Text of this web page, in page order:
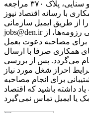
خیابان مطهری، بین میرزای شیرازی و سنایی، پلاک ۳۷۰ مراجعه
با رسانه‌ اقتصاد نیوز
از طریق ایمیل سازمانی
jobs@den.ir تکمیل و ارسال نمایند. پس از بررسی رزومه‌ها، از
برای مصاحبه دعوت بعمل
همکاری صرفا با ارسال
می‌گردد. پس از بررسی
احراز شغل مورد نیاز
برای انجام مصاحبه
داشته باشید که اقتصاد